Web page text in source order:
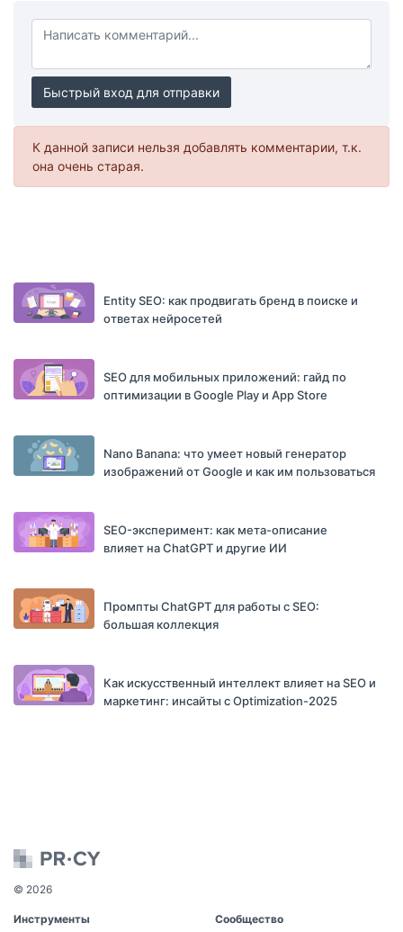
Быстрый вход для отправки
К данной записи нельзя добавлять комментарии, т.к.
она очень старая.
Entity SEO: как продвигать бренд в поиске и
ответах нейросетей
SEO для мобильных приложений: гайд по
оптимизации в Google Play и App Store
Nano Banana: что умеет новый генератор
изображений от Google и как им пользоваться
SEO-эксперимент: как мета-описание
влияет на ChatGPT и другие ИИ
Промпты ChatGPT для работы с SEO:
большая коллекция
Как искусственный интеллект влияет на SEO и
маркетинг: инсайты с Optimization-2025
© 2026
Инструменты Сообщество